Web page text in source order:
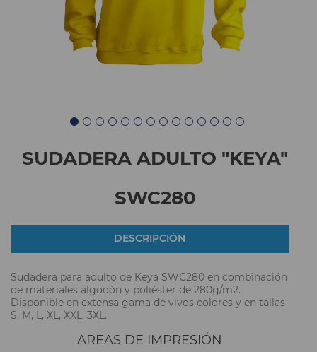
SUDADERA ADULTO "KEYA"
SWC280
DESCRIPCIÓN
Sudadera para adulto de Keya SWC280 en combinación
de materiales algodón y poliéster de 280g/m2.
Disponible en extensa gama de vivos colores y en tallas
S, M, L, XL, XXL, 3XL.
AREAS DE IMPRESIÓN